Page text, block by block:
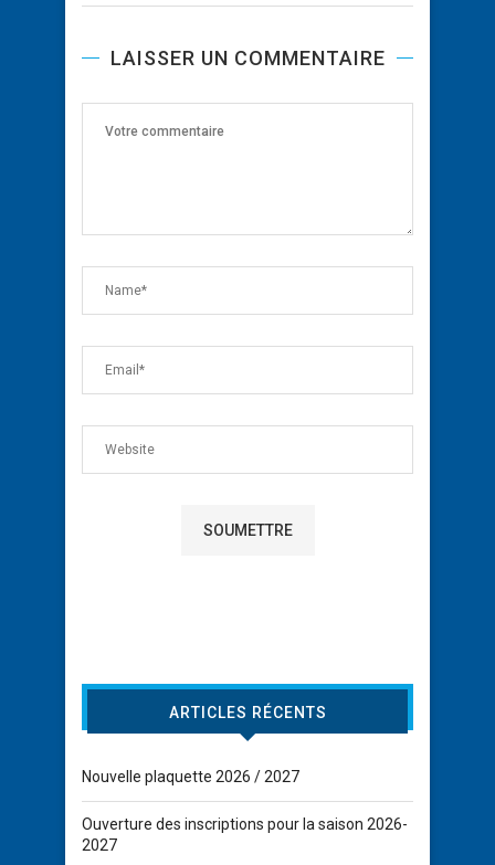
LAISSER UN COMMENTAIRE
ARTICLES RÉCENTS
Nouvelle plaquette 2026 / 2027
Ouverture des inscriptions pour la saison 2026-
2027